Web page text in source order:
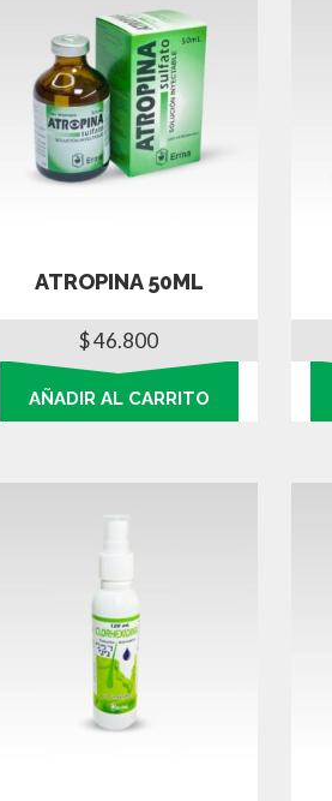
ATROPINA 50ML
$46.800
AÑADIR AL CARRITO